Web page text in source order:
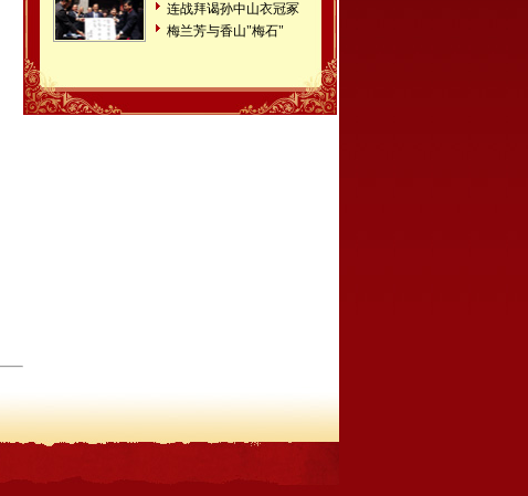
连战拜谒孙中山衣冠冢
梅兰芳与香山"梅石"